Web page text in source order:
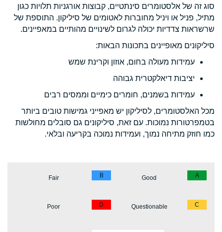
סוג זה של אלסטומרים סינתטיים, קבוצות אורגניות תלויות כגון
מתיל, פניל או ויניל מחוברות לאטומים של סיליקון. התוספת של
שרשראות צדדיות יכולה לגרום לשינויים מהותיים במאפיינים.
סיליקונים מאופיינים בתכונות הבאות:
עמידות מעולה בחום, אוזון וקרינת שמש
יציבות דיאלקטרית גבוהה
עמידות בשמנים, חומרים כימיים וממסים רבים
מכל האלסטומרים, לסיליקון יש מאפייני גמישות טובים ביותר
בטמפרטורות נמוכות. עם זאת, סיליקונים גם סובלים מחולשות
כמו חוזק מתיחה נמוך, ועמידות נמוכה בקריעה ובלאי.
A
Good
B
Fair
C
Questionable
D
Poor